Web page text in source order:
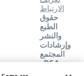
الارتباط
حقوق
الطبع
والنشر
وإرشادات
المجتمع
وDSA